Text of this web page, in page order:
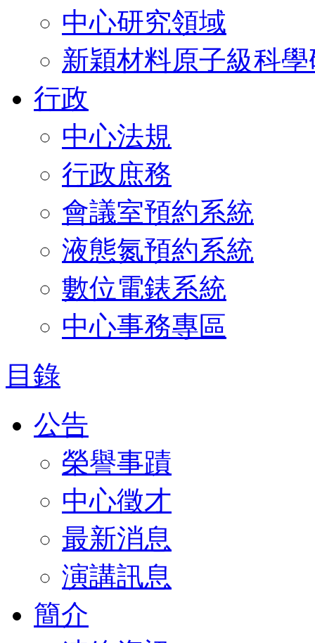
中心研究領域
新穎材料原子級科
行政
中心法規
行政庶務
會議室預約系統
液態氮預約系統
數位電錶系統
中心事務專區
目錄
公告
榮譽事蹟
中心徵才
最新消息
演講訊息
簡介